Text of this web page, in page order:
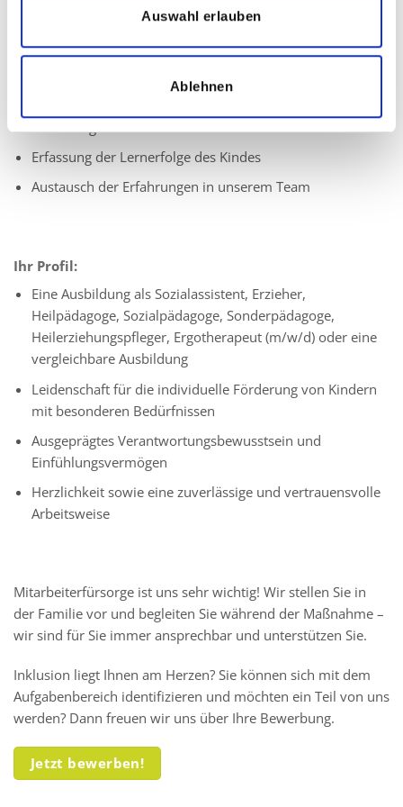
Auswahl erlauben
Ablehnen
körperlichen-motorischen oder emotionalen und sozialen
Förderung
Erfassung der Lernerfolge des Kindes
Austausch der Erfahrungen in unserem Team
Ihr Profil:
Eine Ausbildung als Sozialassistent, Erzieher,
Heilpädagoge, Sozialpädagoge, Sonderpädagoge,
Heilerziehungspfleger, Ergotherapeut (m/w/d) oder eine
vergleichbare Ausbildung
Leidenschaft für die individuelle Förderung von Kindern
mit besonderen Bedürfnissen
Ausgeprägtes Verantwortungsbewusstsein und
Einfühlungsvermögen
Herzlichkeit sowie eine zuverlässige und vertrauensvolle
Arbeitsweise
Mitarbeiterfürsorge ist uns sehr wichtig! Wir stellen Sie in
der Familie vor und begleiten Sie während der Maßnahme –
wir sind für Sie immer ansprechbar und unterstützen Sie.
Inklusion liegt Ihnen am Herzen? Sie können sich mit dem
Aufgabenbereich identifizieren und möchten ein Teil von uns
werden? Dann freuen wir uns über Ihre Bewerbung.
Jetzt bewerben!